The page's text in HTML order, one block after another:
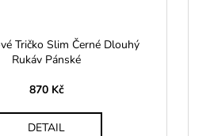
Tričko Slim Černé Dlouhý
Rukáv Pánské
870 Kč
DETAIL